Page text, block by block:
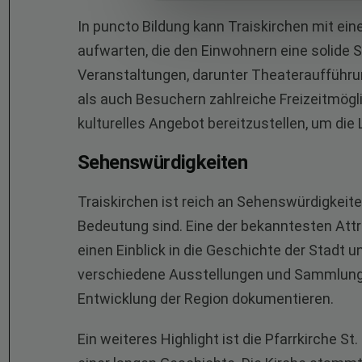
In puncto Bildung kann Traiskirchen mit
aufwarten, die den Einwohnern eine solide
Veranstaltungen, darunter
als auch Besuchern zahlreiche
kulturelles Angebot bereitzustellen, um
Sehenswürdigkeiten
Traiskirchen ist reich an
Bedeutung sind. Eine der bekanntesten
einen Einblick in die Geschichte der Stadt
verschiedene Ausstellungen und
Entwicklung der Region dokumentieren.
Ein weiteres Highlight ist die Pfarrkirche